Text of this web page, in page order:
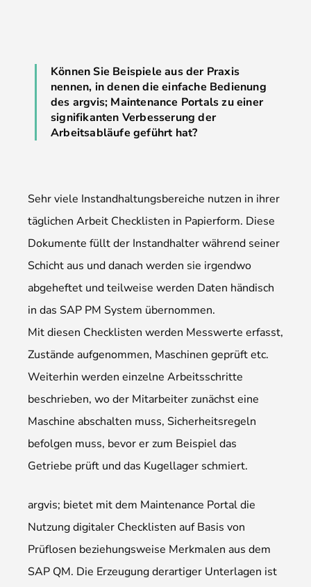
Können Sie Beispiele aus der Praxis
nennen, in denen die einfache Bedienung
des argvis; Maintenance Portals zu einer
signifikanten Verbesserung der
Arbeitsabläufe geführt hat?
Sehr viele Instandhaltungsbereiche nutzen in ihrer
täglichen Arbeit Checklisten in Papierform. Diese
Dokumente füllt der Instandhalter während seiner
Schicht aus und danach werden sie irgendwo
abgeheftet und teilweise werden Daten händisch
in das SAP PM System übernommen.
Mit diesen Checklisten werden Messwerte erfasst,
Zustände aufgenommen, Maschinen geprüft etc.
Weiterhin werden einzelne Arbeitsschritte
beschrieben, wo der Mitarbeiter zunächst eine
Maschine abschalten muss, Sicherheitsregeln
befolgen muss, bevor er zum Beispiel das
Getriebe prüft und das Kugellager schmiert.
argvis; bietet mit dem Maintenance Portal die
Nutzung digitaler Checklisten auf Basis von
Prüflosen beziehungsweise Merkmalen aus dem
SAP QM. Die Erzeugung derartiger Unterlagen ist